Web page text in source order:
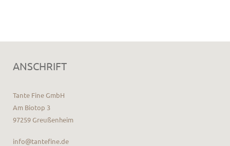
ANSCHRIFT
Tante Fine GmbH
Am Biotop 3
97259 Greußenheim
info@tantefine.de